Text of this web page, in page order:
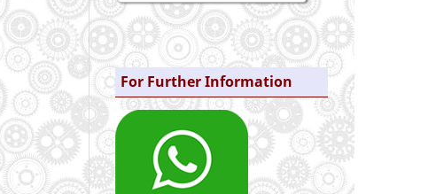
For Further Information